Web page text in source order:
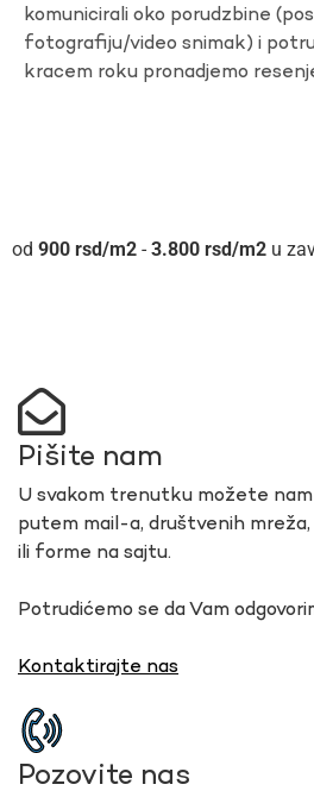
komunicirali oko porudzbine
fotografiju/video snimak) i
kracem roku pronadjemo
900 rsd - 3.800 rsd u
Pišite nam
U svakom trenutku možete
putem mail-a, društvenih
ili forme na sajtu.
Potrudićemo se da Vam
Kontaktirajte nas
Pozovite nas